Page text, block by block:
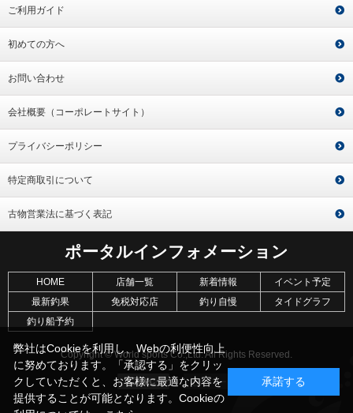
ご利用ガイド
初めての方へ
お問い合わせ
会社概要（コーポレートサイト）
プライバシーポリシー
特定商取引について
古物営業法に基づく表記
ポータルインフォメーション
HOME 店舗一覧 新着情報
イベント予定
最新釣果
免税対応店 釣り自慢
タイドグラフ
釣り船予約
Copyright © World sports Co.,Ltd. All Rights Reserved.
弊社はCookieを利用し、Webの利便性向上
に努めております。「承認する」をクリッ
クしていただくと、お客様に最適な内容を
提供することが可能となります。Cookieの
承諾する